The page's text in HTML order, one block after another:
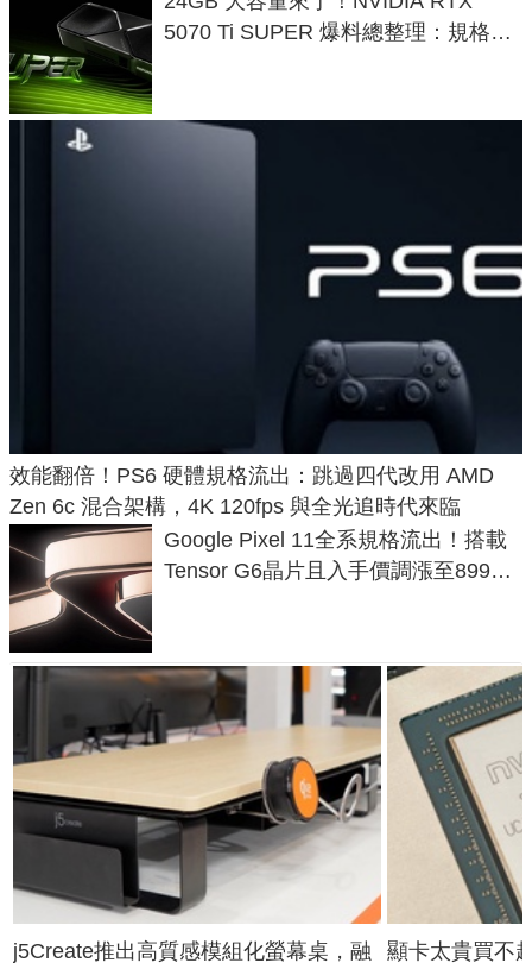
5070 Ti SUPER 爆料總整理：規格、
效能翻倍！PS6 硬體規格流出：跳過四代改用 AMD
Zen 6c 混合架構，4K 120fps 與全光追時代來臨
Google Pixel 11全系規格流出！搭載
Tensor G6晶片且入手價調漲至899美
j5Create推出高質感模組化螢幕桌，融
顯卡太貴買不